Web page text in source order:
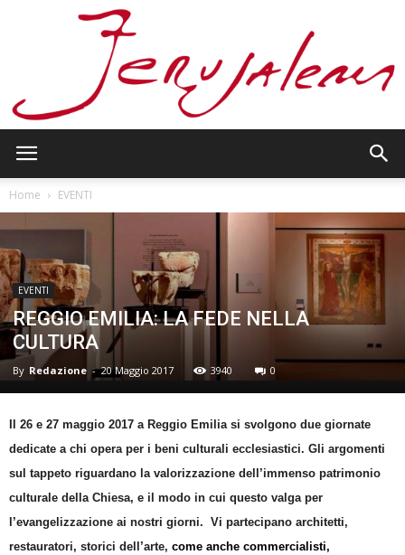
Home EVENTI
EVENTI
REGGIO EMILIA: LA FEDE NELLA
CULTURA
By Redazione - 20 Maggio 2017 3940 0
Il 26 e 27 maggio 2017 a Reggio Emilia si svolgono due giornate
dedicate a chi opera per i beni culturali ecclesiastici. Gli argomenti
sul tappeto riguardano la valorizzazione dell’immenso patrimonio
culturale della Chiesa, e il modo in cui questo valga per
l’evangelizzazione ai nostri giorni. Vi partecipano architetti,
restauratori, storici dell’arte, come anche commercialisti,